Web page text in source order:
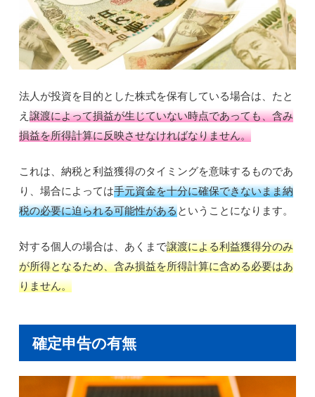
法人が投資を目的とした株式を保有している場合は、たと
え譲渡によって損益が生じていない時点であっても、含み
損益を所得計算に反映させなければなりません。
これは、納税と利益獲得のタイミングを意味するものであ
り、場合によっては手元資金を十分に確保できないまま納
税の必要に迫られる可能性があるということになります。
対する個人の場合は、あくまで譲渡による利益獲得分のみ
が所得となるため、含み損益を所得計算に含める必要はあ
りません。
確定申告の有無